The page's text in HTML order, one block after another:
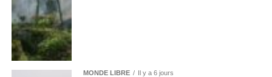
MONDE LIBRE Il y a 6 jours